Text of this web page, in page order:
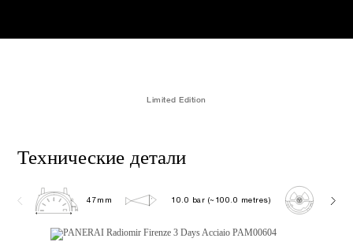
Limited Edition
Технические детали
47mm 10.0 bar (~100.0 metres)